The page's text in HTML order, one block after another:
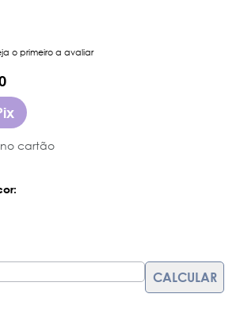
o primeiro a avaliar
no cartão